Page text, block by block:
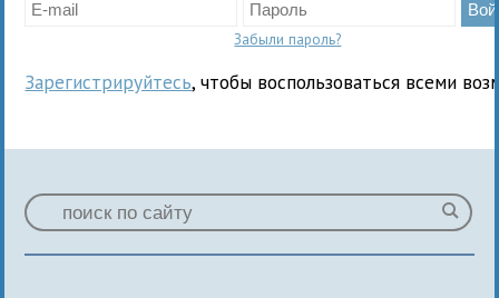
Забыли пароль?
Зарегистрируйтесь, чтобы воспользоваться всеми